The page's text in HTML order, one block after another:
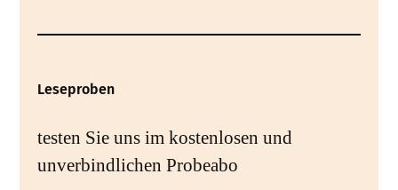
Leseproben
testen Sie uns im kostenlosen und
unverbindlichen Probeabo